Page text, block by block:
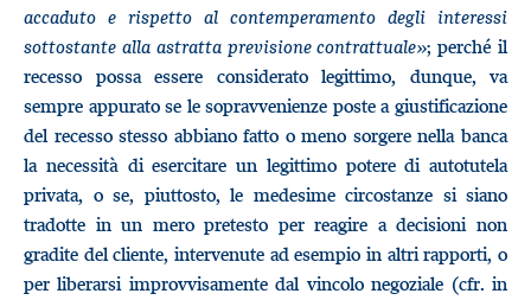
accaduto e rispetto al contemperamento degli interessi
sottostante alla astratta previsione contrattuale»; perché il
recesso possa essere considerato legittimo, dunque, va
sempre appurato se le sopravvenienze poste a giustificazione
del recesso stesso abbiano fatto o meno sorgere nella banca
la necessità di esercitare un legittimo potere di autotutela
privata, o se, piuttosto, le medesime circostanze si siano
tradotte in un mero pretesto per reagire a decisioni non
gradite del cliente, intervenute ad esempio in altri rapporti, o
per liberarsi improvvisamente dal vincolo negoziale (cfr. in